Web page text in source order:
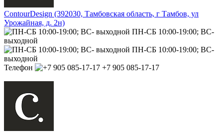
ContourDesign (392030, Тамбовская область, г Тамбов, ул
Урожайная, д. 2н)
ПН-СБ 10:00-19:00; ВС-
выходной
ПН-СБ 10:00-19:00; ВС-
выходной
Телефон
+7 905 085-17-17